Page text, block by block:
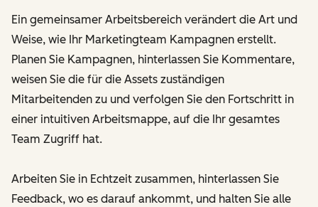
Ein gemeinsamer Arbeitsbereich verändert die Art und
Weise, wie Ihr Marketingteam Kampagnen erstellt.
Planen Sie Kampagnen, hinterlassen Sie Kommentare,
weisen Sie die für die Assets zuständigen
Mitarbeitenden zu und verfolgen Sie den Fortschritt in
einer intuitiven Arbeitsmappe, auf die Ihr gesamtes
Team Zugriff hat.
Arbeiten Sie in Echtzeit zusammen, hinterlassen Sie
Feedback, wo es darauf ankommt, und halten Sie alle